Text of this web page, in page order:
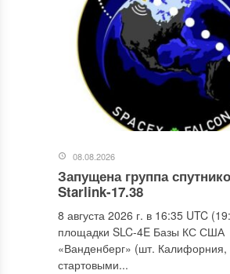
08.08.2026
Запущена группа
Starlink-17.38
8 августа 2026 г. в 16:35 UTC
площадки SLC-4E Базы КС США
«Ванденберг» (шт.
стартовыми...